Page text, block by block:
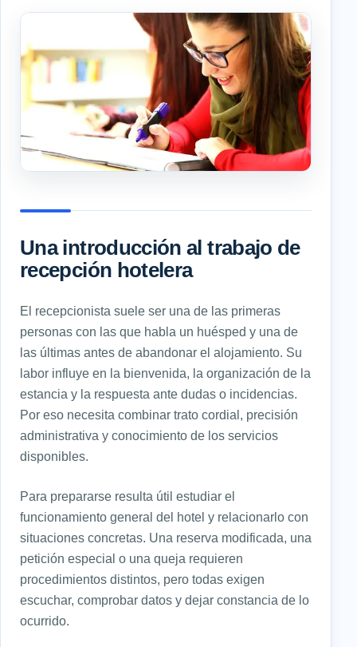
Una introducción al trabajo de
recepción hotelera
El recepcionista suele ser una de las primeras
personas con las que habla un huésped y una de
las últimas antes de abandonar el alojamiento. Su
labor influye en la bienvenida, la organización de la
estancia y la respuesta ante dudas o incidencias.
Por eso necesita combinar trato cordial, precisión
administrativa y conocimiento de los servicios
disponibles.
Para prepararse resulta útil estudiar el
funcionamiento general del hotel y relacionarlo con
situaciones concretas. Una reserva modificada, una
petición especial o una queja requieren
procedimientos distintos, pero todas exigen
escuchar, comprobar datos y dejar constancia de lo
ocurrido.